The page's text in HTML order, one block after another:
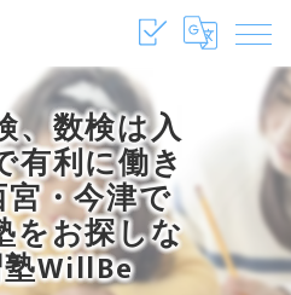
、数検は入
有利に働き
・今津で
をお探しな
WillBe